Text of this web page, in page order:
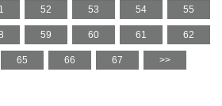
52 53 54 55
59 60 61 62
65 66 67 >>